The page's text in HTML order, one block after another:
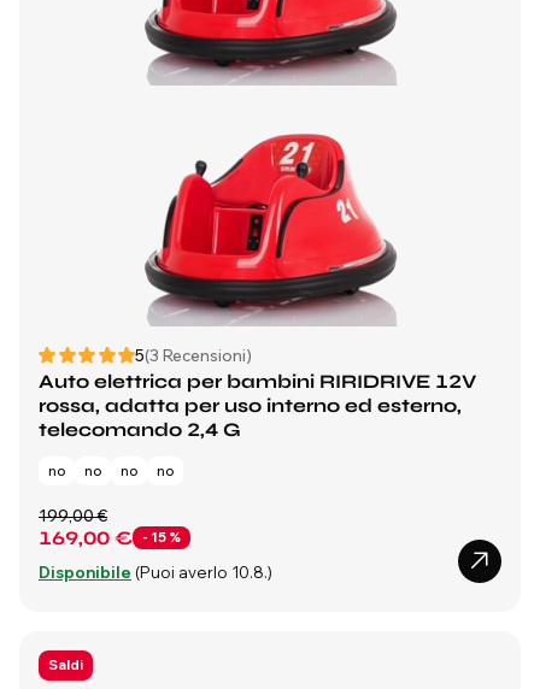
5(3 Recensioni)
Auto elettrica per bambini RIRIDRIVE 12V
rossa, adatta per uso interno ed esterno,
telecomando 2,4 G
no no no no
169,00 € - 15 %
199,00 €
Disponibile (Puoi averlo 10.8.)
Saldi